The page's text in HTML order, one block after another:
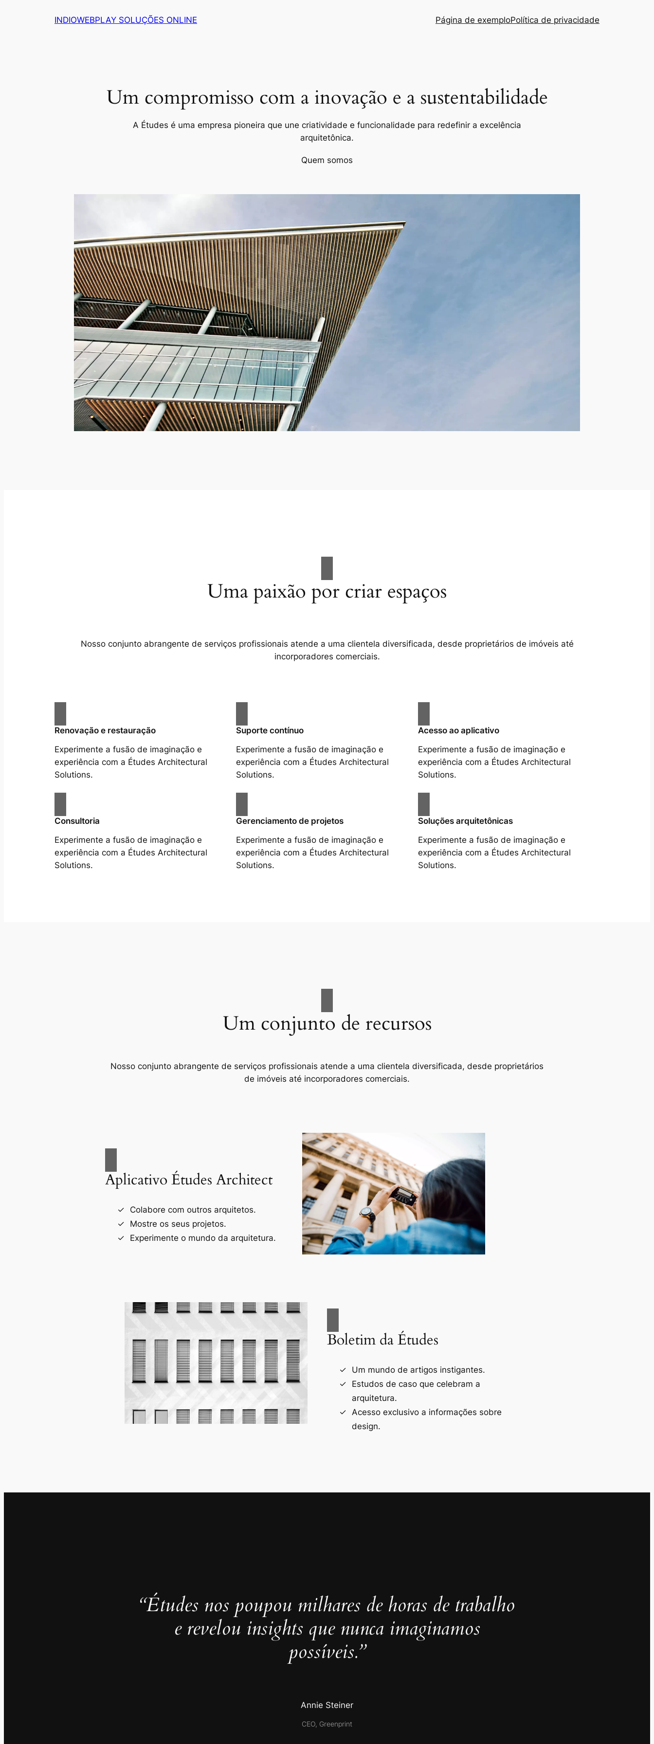
INDIOWEBPLAY SOLUÇÕES ONLINE Página de exemploPolítica de privacidade
Um compromisso com a inovação e a sustentabilidade
A Études é uma empresa pioneira que une criatividade e funcionalidade para redefinir a excelência
arquitetônica.
Quem somos
Uma paixão por criar espaços
Nosso conjunto abrangente de serviços profissionais atende a uma clientela diversificada, desde proprietários de imóveis até
incorporadores comerciais.
Renovação e restauração
Experimente a fusão de imaginação e
experiência com a Études Architectural
Solutions.
Suporte contínuo
Experimente a fusão de imaginação e
experiência com a Études Architectural
Solutions.
Acesso ao aplicativo
Experimente a fusão de imaginação e
experiência com a Études Architectural
Solutions.
Consultoria
Experimente a fusão de imaginação e
experiência com a Études Architectural
Solutions.
Gerenciamento de projetos
Experimente a fusão de imaginação e
experiência com a Études Architectural
Solutions.
Soluções arquitetônicas
Experimente a fusão de imaginação e
experiência com a Études Architectural
Solutions.
Um conjunto de recursos
Nosso conjunto abrangente de serviços profissionais atende a uma clientela diversificada, desde proprietários
de imóveis até incorporadores comerciais.
Aplicativo Études Architect
Colabore com outros arquitetos.
Mostre os seus projetos.
Experimente o mundo da arquitetura.
Boletim da Études
Um mundo de artigos instigantes.
Estudos de caso que celebram a
arquitetura.
Acesso exclusivo a informações sobre
design.
“Études nos poupou milhares de horas de trabalho
e revelou insights que nunca imaginamos
possíveis.”
Annie Steiner
CEO, Greenprint